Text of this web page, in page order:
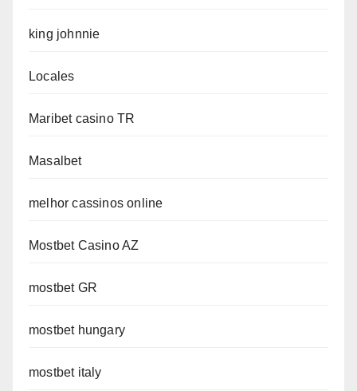
king johnnie
Locales
Maribet casino TR
Masalbet
melhor cassinos online
Mostbet Casino AZ
mostbet GR
mostbet hungary
mostbet italy